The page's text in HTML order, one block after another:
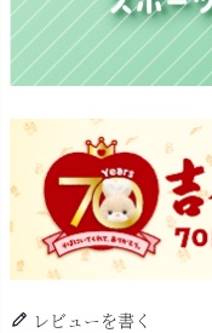
レビューを書く